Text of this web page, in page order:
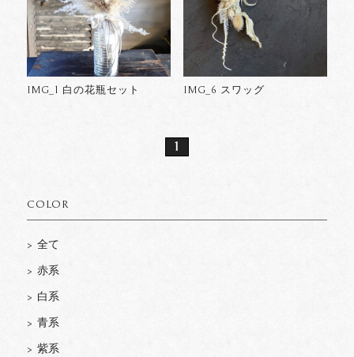
COLOR
> 全て
> 赤系
> 白系
> 青系
> 紫系
IMG_1 白の花瓶セット IMG_6 スワッグ
1